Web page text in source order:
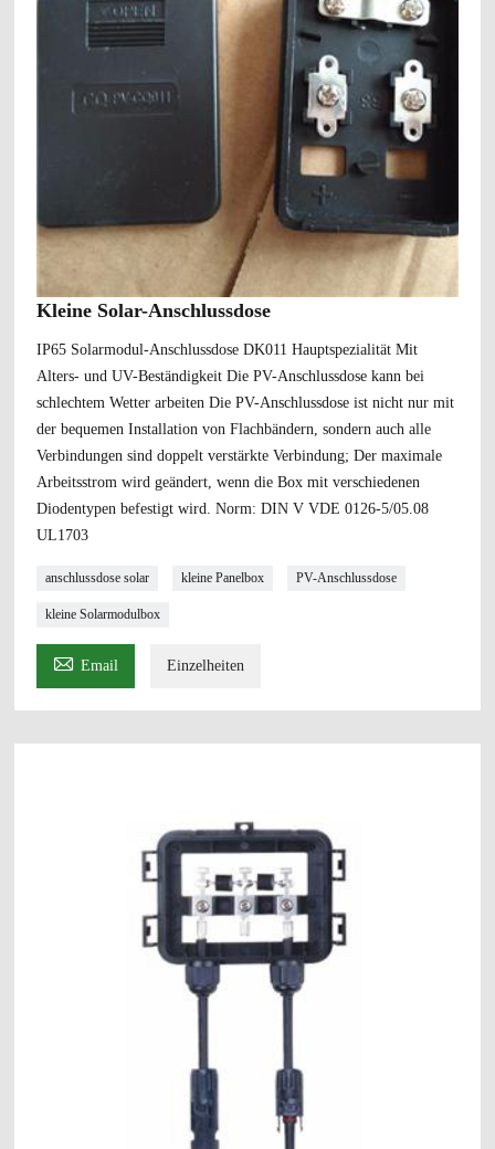
Kleine Solar-Anschlussdose
IP65 Solarmodul-Anschlussdose DK011 Hauptspezialität Mit
Alters- und UV-Beständigkeit Die PV-Anschlussdose kann bei
schlechtem Wetter arbeiten Die PV-Anschlussdose ist nicht nur mit
der bequemen Installation von Flachbändern, sondern auch alle
Verbindungen sind doppelt verstärkte Verbindung; Der maximale
Arbeitsstrom wird geändert, wenn die Box mit verschiedenen
Diodentypen befestigt wird. Norm: DIN V VDE 0126-5/05.08
UL1703
anschlussdose solar kleine Panelbox PV-Anschlussdose
kleine Solarmodulbox
 Email Einzelheiten